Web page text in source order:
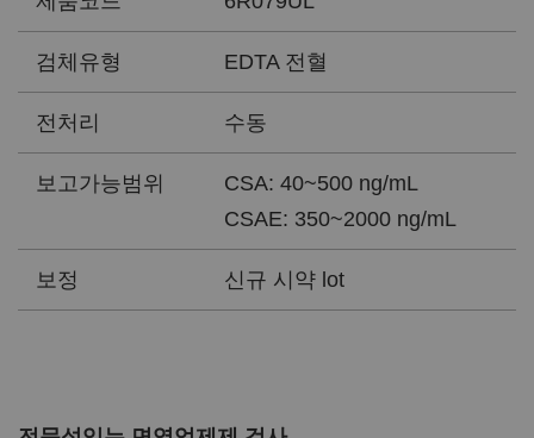
검체유형 EDTA 전혈
전처리 수동
보고가능범위
CSA: 40~500 ng/mL
CSAE: 350~2000 ng/mL
보정 신규 시약 lot